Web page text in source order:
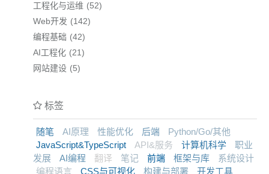
工程化与运维
52
Web开发
142
编程基础
42
AI工程化
21
网站建设
5
标签
随笔 AI原理 性能优化 后端
Python/Go/其他
JavaScript&TypeScript
API&服务 计算机科学
职业
发展
AI编程 翻译 笔记 前端 框架与库
系统设计
编程语言
CSS与可视化 构建与部署 开发工具